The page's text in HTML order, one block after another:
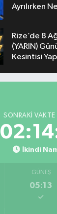
Ayrılırken
Rize’de 8
(YARIN) Günü 3 İlçede Planlı
Kesintisi
SONRAKI VAKTE
İkindi
GÜNEŞ
05:13